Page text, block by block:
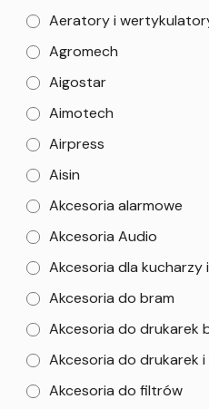
Aeratory i
Agromech
Aigostar
Aimotech
Airpress
Aisin
Akcesoria alarmowe
Akcesoria Audio
Akcesoria dla kucharzy
Akcesoria do bram
Akcesoria do drukarek
Akcesoria do drukarek
Akcesoria do filtrów